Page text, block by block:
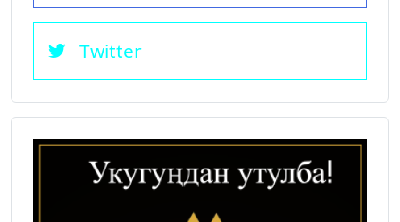
Twitter